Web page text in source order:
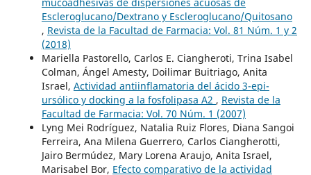
Escleroglucano/Dextrano y Escleroglucano/Quitosano
, Revista de la Facultad de Farmacia: Vol. 81 Núm. 1 y 2
(2018)
Mariella Pastorello, Carlos E. Ciangheroti, Trina Isabel
Colman, Ángel Amesty, Doilimar Buitriago, Anita
Israel, Actividad antiinflamatoria del ácido 3-epi-
ursólico y docking a la fosfolipasa A2 , Revista de la
Facultad de Farmacia: Vol. 70 Núm. 1 (2007)
Lyng Mei Rodríguez, Natalia Ruiz Flores, Diana Sangoi
Ferreira, Ana Milena Guerrero, Carlos Ciangherotti,
Jairo Bermúdez, Mary Lorena Araujo, Anita Israel,
Marisabel Bor, Efecto comparativo de la actividad